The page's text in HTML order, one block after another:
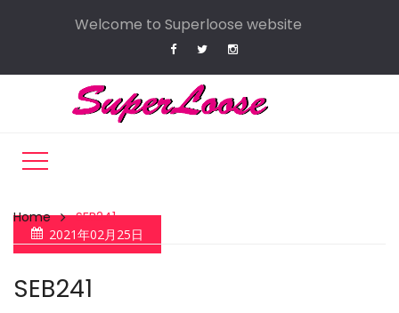
Welcome to Superloose website
Home SEB241
2021年02月25日
SEB241